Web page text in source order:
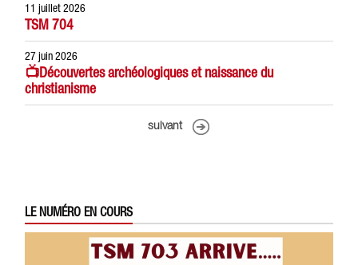
11 juillet 2026
TSM 704
27 juin 2026
📺Découvertes archéologiques et naissance du
christianisme
suivant
LE NUMÉRO EN COURS